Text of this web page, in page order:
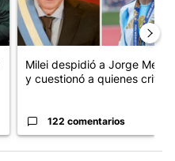
Milei despidió a Jorge Messi
y cuestionó a quienes crit...
122 comentarios